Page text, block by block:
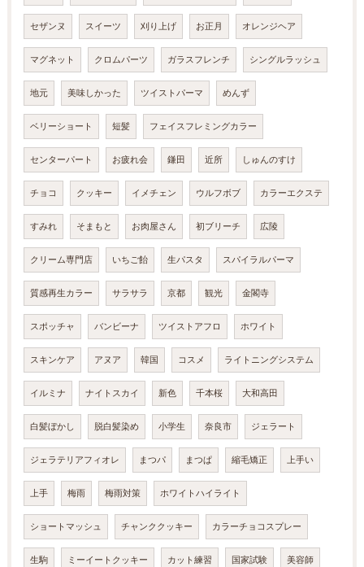
セザンヌ スイーツ 刈り上げ お正月 オレンジヘア
マグネット クロムパーツ ガラスフレンチ シングルラッシュ
地元 美味しかった ツイストパーマ めんず
ベリーショート 短髪 フェイスフレミングカラー
センターパート お疲れ会 鎌田 近所 しゅんのすけ
チョコ クッキー イメチェン ウルフボブ カラーエクステ
すみれ そまもと お肉屋さん 初ブリーチ 広陵
クリーム専門店 いちご飴 生パスタ スパイラルパーマ
質感再生カラー サラサラ 京都 観光 金閣寺
スポッチャ バンビーナ ツイストアフロ ホワイト
スキンケア アヌア 韓国 コスメ ライトニングシステム
イルミナ ナイトスカイ 新色 千本桜 大和高田
白髪ぼかし 脱白髪染め 小学生 奈良市 ジェラート
ジェラテリアフィオレ まつパ まつぱ 縮毛矯正 上手い
上手 梅雨 梅雨対策 ホワイトハイライト
ショートマッシュ チャンククッキー カラーチョコスプレー
生駒 ミーイートクッキー カット練習 国家試験 美容師